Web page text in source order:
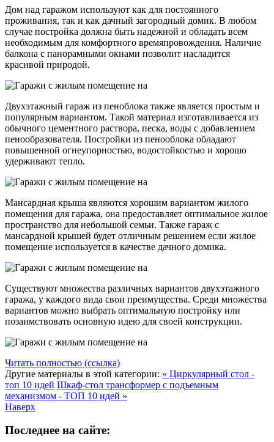
Дом над гаражом используют как для постоянного
проживания, так и как дачный загородный домик. В любом
случае постройка должна быть надежной и обладать всем
необходимым для комфортного времяпровождения. Наличие
балкона с панорамными окнами позволит насладится
красивой природой.
Двухэтажный гараж из пеноблока также является простым и
популярным вариантом. Такой материал изготавливается из
обычного цементного раствора, песка, воды с добавлением
пенообразователя. Постройки из пенооблока обладают
повышенной огнеупорностью, водостойкостью и хорошо
удерживают тепло.
Мансардная крыша являются хорошим вариантом жилого
помещения для гаража, она предоставляет оптимальное жилое
пространство для небольшой семьи. Также гараж с
мансардной крышей будет отличным решением если жилое
помещение используется в качестве дачного домика.
Существуют множества различных вариантов двухэтажного
гаража, у каждого вида свои преимущества. Среди множества
вариантов можно выбрать оптимальную постройку или
позаимствовать основную идею для своей конструкции.
Читать полностью (ссылка)
Другие материалы в этой категории: « Циркулярный стол -
топ 10 идей Шкаф-стол трансформер с подъемным
механизмом - ТОП 10 идей »
Наверх
Последнее на сайте: